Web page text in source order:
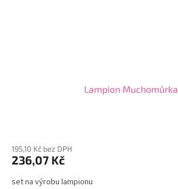
Lampion Muchomůrka
195,10 Kč bez DPH
236,07 Kč
set na výrobu lampionu